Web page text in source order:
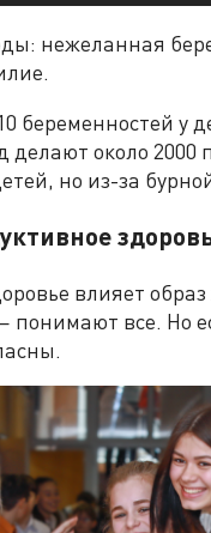
нежеланная
беременностей у
около 2000
но из-за
влияет
понимают все. Но